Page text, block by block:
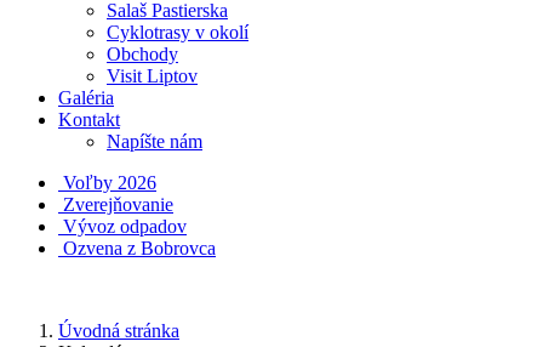
Salaš Pastierska
Cyklotrasy v okolí
Obchody
Visit Liptov
Galéria
Kontakt
Napíšte nám
Voľby 2026
Zverejňovanie
Vývoz odpadov
Ozvena z Bobrovca
Úvodná stránka